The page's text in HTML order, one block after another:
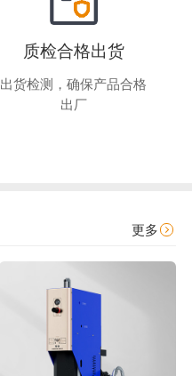
质检合格出货
出货检测，确保产品合格
出厂
更多